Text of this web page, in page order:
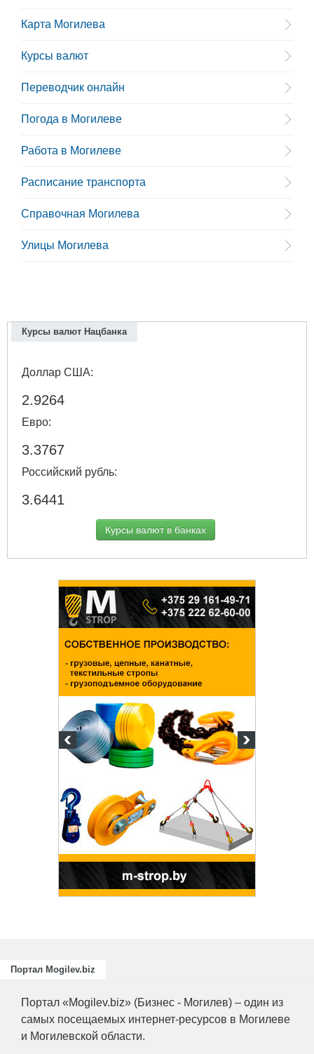
Карта Могилева
Курсы валют
Переводчик онлайн
Погода в Могилеве
Работа в Могилеве
Расписание транспорта
Справочная Могилева
Улицы Могилева
Курсы валют Нацбанка
Доллар США:
2.9264
Евро:
3.3767
Российский рубль:
3.6441
Курсы валют в банках
Портал Mogilev.biz
Портал «Mogilev.biz» (Бизнес - Могилев) – один из
самых посещаемых интернет-ресурсов в Могилеве
и Могилевской области.